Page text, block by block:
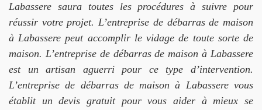
Labassere saura toutes les procédures à suivre pour
réussir votre projet. L’entreprise de débarras de maison
à Labassere peut accomplir le vidage de toute sorte de
maison. L’entreprise de débarras de maison à Labassere
est un artisan aguerri pour ce type d’intervention.
L’entreprise de débarras de maison à Labassere vous
établit un devis gratuit pour vous aider à mieux se